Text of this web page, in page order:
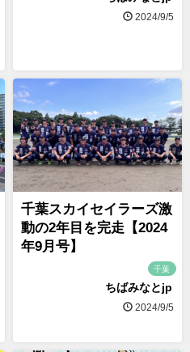
2024/9/5
千葉スカイセイラーズ激
動の2年目を完走【2024
年9月号】
千葉
ちばみなとjp
2024/9/5